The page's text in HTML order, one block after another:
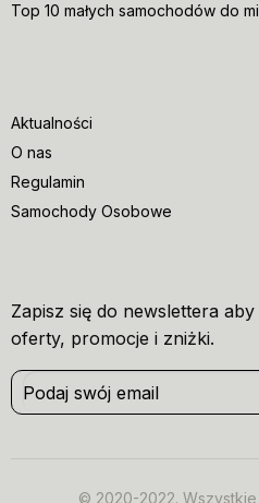
Top 10 małych samochodów do
Aktualności
O nas
Regulamin
Samochody Osobowe
Zapisz się do newslettera
oferty, promocje i zniżki.
© 2020-2022.